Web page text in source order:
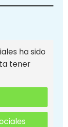
ha sido
tener